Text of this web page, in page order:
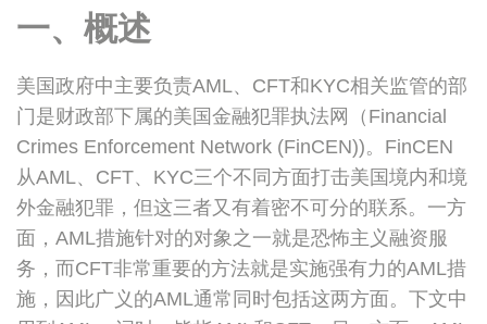
一、概述
美国政府中主要负责AML、CFT和KYC相关监管的部
门是财政部下属的美国金融犯罪执法网（Financial
Crimes Enforcement Network (FinCEN))。FinCEN
从AML、CFT、KYC三个不同方面打击美国境内和境
外金融犯罪，但这三者又有着密不可分的联系。一方
面，AML措施针对的对象之一就是恐怖主义融资服
务，而CFT非常重要的方法就是实施强有力的AML措
施，因此广义的AML通常同时包括这两方面。下文中